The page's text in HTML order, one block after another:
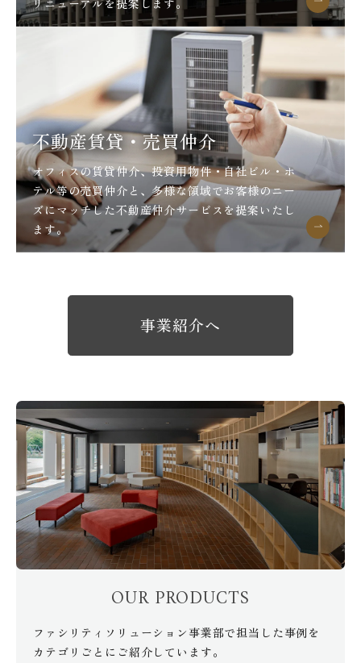
不動産賃貸・売買仲介
オフィスの賃貸仲介、投資用物件・自社ビル・ホ
テル等の売買仲介と、多様な領域でお客様のニー
ズにマッチした不動産仲介サービスを提案いたし
ます。
事業紹介へ
OUR PRODUCTS
ファシリティソリューション事業部で担当した事例を
カテゴリごとにご紹介しています。